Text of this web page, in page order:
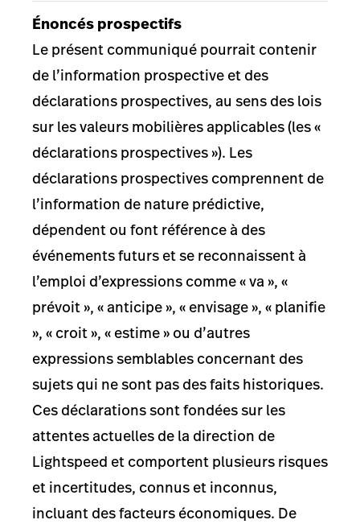
Énoncés prospectifs
Le présent communiqué pourrait contenir
de l’information prospective et des
déclarations prospectives, au sens des lois
sur les valeurs mobilières applicables (les «
déclarations prospectives »). Les
déclarations prospectives comprennent de
l’information de nature prédictive,
dépendent ou font référence à des
événements futurs et se reconnaissent à
l’emploi d’expressions comme « va », «
prévoit », « anticipe », « envisage », « planifie
», « croit », « estime » ou d’autres
expressions semblables concernant des
sujets qui ne sont pas des faits historiques.
Ces déclarations sont fondées sur les
attentes actuelles de la direction de
Lightspeed et comportent plusieurs risques
et incertitudes, connus et inconnus,
incluant des facteurs économiques. De